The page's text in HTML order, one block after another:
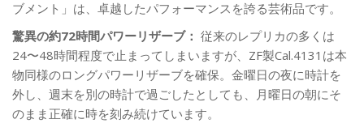
ブメント」は、卓越したパフォーマンスを誇る芸術品です。
驚異の約72時間パワーリザーブ： 従来のレプリカの多くは
24〜48時間程度で止まってしまいますが、ZF製Cal.4131は本
物同様のロングパワーリザーブを確保。金曜日の夜に時計を
外し、週末を別の時計で過ごしたとしても、月曜日の朝にそ
のまま正確に時を刻み続けています。